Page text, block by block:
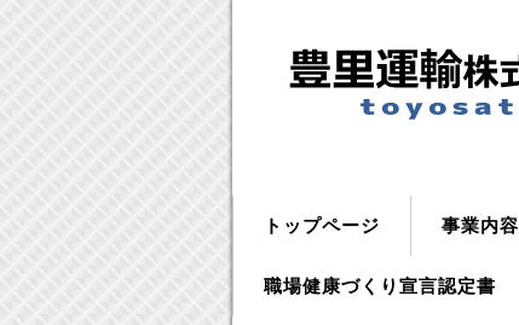
トップページ 事業内容
職場健康づくり宣言認定書